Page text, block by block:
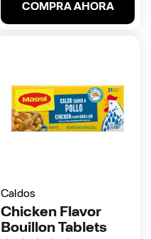
reseñas
COMPRA AHORA
Caldos
Chicken Flavor
Bouillon Tablets